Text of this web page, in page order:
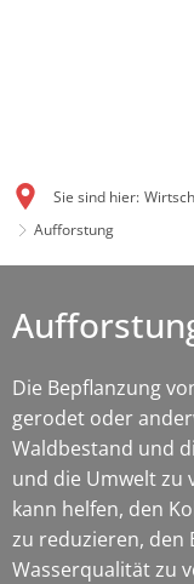
Sie sind hier:
Aufforstung
Die Bepflanzung
gerodet oder
Waldbestand und
und die Umwelt zu
kann helfen, den
zu reduzieren, den
Wasserqualität zu